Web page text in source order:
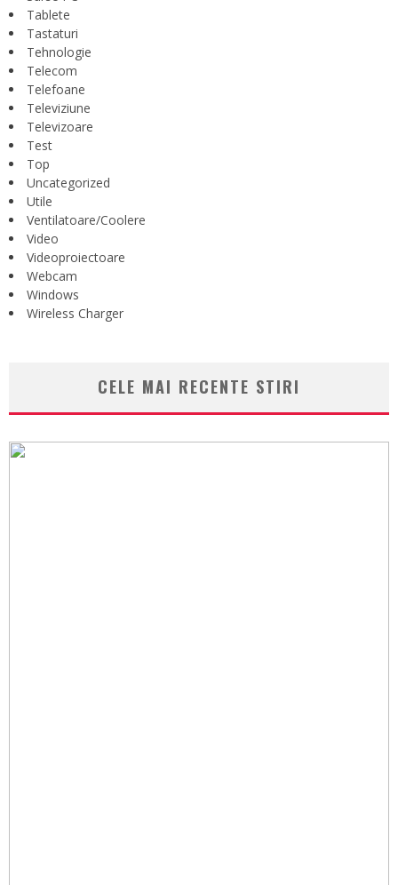
Tablete
Tastaturi
Tehnologie
Telecom
Telefoane
Televiziune
Televizoare
Test
Top
Uncategorized
Utile
Ventilatoare/Coolere
Video
Videoproiectoare
Webcam
Windows
Wireless Charger
CELE MAI RECENTE STIRI